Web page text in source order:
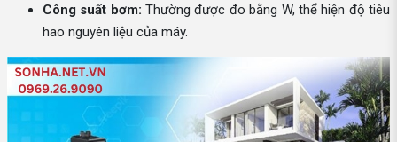
Công suất bơm: Thường được đo bằng W, thể hiện độ tiêu
hao nguyên liệu của máy.